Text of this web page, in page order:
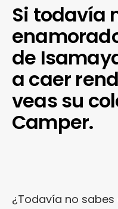
Si todavía
de
a caer
veas su
Camper.
¿Todavía no sabes